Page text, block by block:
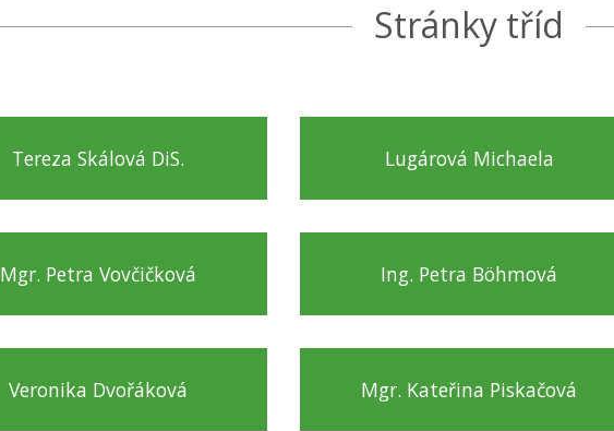
Stránky tříd
Tereza Skálová DiS. Lugárová Michaela
Mgr. Petra Vovčičková Ing. Petra Böhmová
Veronika Dvořáková Mgr. Kateřina Piskačová